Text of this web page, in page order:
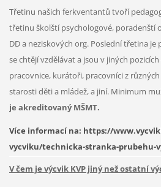
Třetinu našich ferkventantů tvoří
třetinu školští psychologové, poradenští
DD a neziskových org. Poslední třetina
se chtějí vzdělávat a jsou v jiných
pracovnice, kurátoři, pracovníci z
starosti děti a mládež, a jiní. Minimum
je akreditovaný MŠMT.
Více informací na: https://
vycviku/technicka-stranka-prubehu-
V čem je výcvik KVP jiný než ostatní